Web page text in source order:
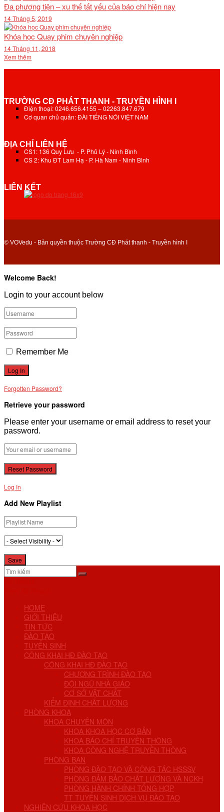
Đa phương tiện – xu thế tất yếu của báo chí hiện nay
14 Tháng 5, 2019
Khóa học Quay phim chuyên nghiệp
14 Tháng 11, 2018
Xem thêm
TRƯỜNG CĐ PHÁT THANH - TRUYỀN HÌNH I
Điện thoại: 0246.656.4155 – 02263.847.679
Cơ quan chủ quản: ĐÀI TIẾNG NÓI VIỆT NAM
ĐỊA CHỈ LIÊN HỆ
CS1: 136 Quy Lưu - P. Phủ Lý - Ninh Bình
CS 2: Khu ĐT Lam Hạ - P. Hà Nam - Ninh Bình
LIÊN KẾT
© VOVedu - Bản quyền thuộc Trường CĐ Phát thanh - Truyền hình I
Welcome Back!
Login to your account below
Remember Me
Forgotten Password?
Retrieve your password
Please enter your username or email address to reset your
password.
Log In
Add New Playlist
HOME
GIỚI THIỆU
TIN TỨC
ĐÀO TẠO
TUYỂN SINH
CÔNG KHAI HĐ ĐÀO TẠO
CÔNG KHAI HĐ ĐÀO TẠO
CHƯƠNG TRÌNH ĐÀO TẠO
ĐỘI NGŨ NHÀ GIÁO
CƠ SỞ VẬT CHẤT
KIỂM ĐỊNH CHẤT LƯỢNG
PHÒNG KHOA
KHOA CHUYÊN MÔN
KHOA KHOA HỌC CƠ BẢN
KHOA BÁO CHÍ TRUYỀN THÔNG
KHOA CÔNG NGHỆ TRUYỀN THÔNG
PHÒNG BAN
PHÒNG ĐÀO TẠO VÀ CÔNG TÁC HSSSV
PHÒNG ĐẢM BẢO CHẤT LƯỢNG VÀ NCKH
PHÒNG HÀNH CHÍNH TỔNG HỢP
TT TUYỂN SINH DỊCH VỤ ĐÀO TẠO
NGHIÊN CỨU KHOA HỌC